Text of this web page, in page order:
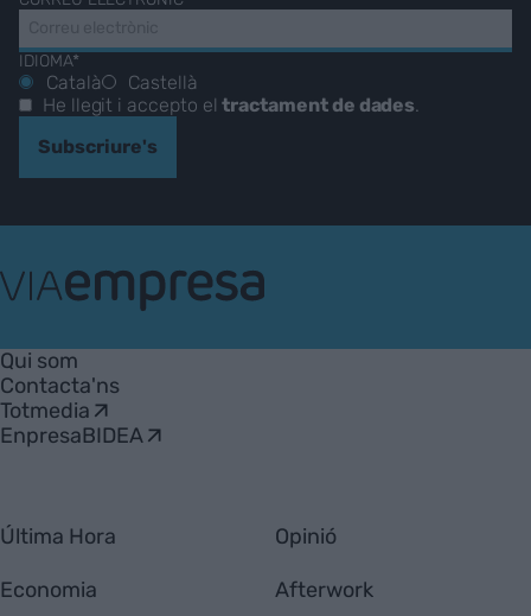
IDIOMA*
Català
Castellà
He llegit i accepto eltractament de dades.
Subscriure's
Empresa
Qui som
Contacta'ns
Totmedia
EnpresaBIDEA
Última Hora
Economia
Opinió
Afterwork